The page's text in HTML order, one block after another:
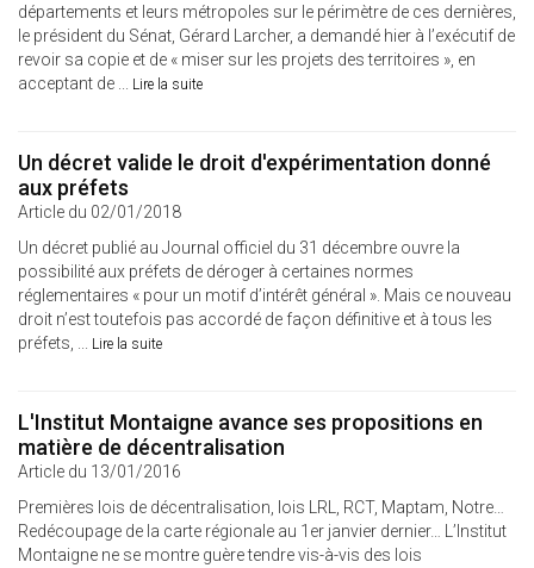
départements et leurs métropoles sur le périmètre de ces dernières,
le président du Sénat, Gérard Larcher, a demandé hier à l’exécutif de
revoir sa copie et de « miser sur les projets des territoires », en
acceptant de ... Lire la suite
Un décret valide le droit d'expérimentation donné
aux préfets
Article du 02/01/2018
Un décret publié au Journal officiel du 31 décembre ouvre la
possibilité aux préfets de déroger à certaines normes
réglementaires « pour un motif d’intérêt général ». Mais ce nouveau
droit n’est toutefois pas accordé de façon définitive et à tous les
préfets, ... Lire la suite
L'Institut Montaigne avance ses propositions en
matière de décentralisation
Article du 13/01/2016
Premières lois de décentralisation, lois LRL, RCT, Maptam, Notre…
Redécoupage de la carte régionale au 1er janvier dernier… L’Institut
Montaigne ne se montre guère tendre vis-à-vis des lois